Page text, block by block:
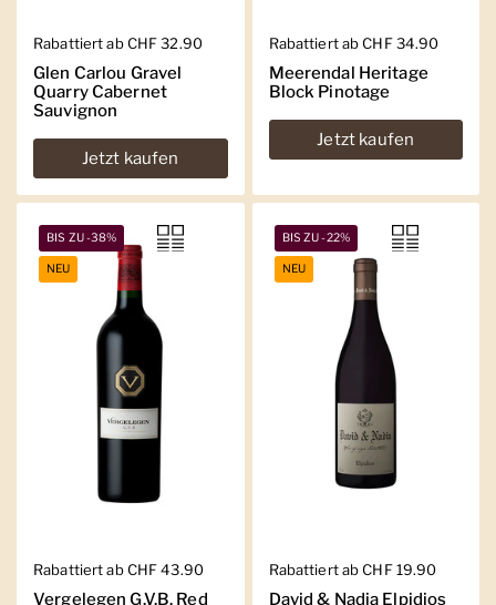
Regulärer Preis
Rabattiert ab CHF 32.90
Glen Carlou Gravel
Quarry Cabernet
Sauvignon
Jetzt kaufen
Regulärer Preis
Rabattiert ab CHF 34.90
Meerendal Heritage
Block Pinotage
Jetzt kaufen
Regulärer Preis
Rabattiert ab CHF 43.90
Vergelegen G.V.B. Red
BIS ZU -38%
NEU
Regulärer Preis
Rabattiert ab CHF 19.90
David & Nadia Elpidios
BIS ZU -22%
NEU